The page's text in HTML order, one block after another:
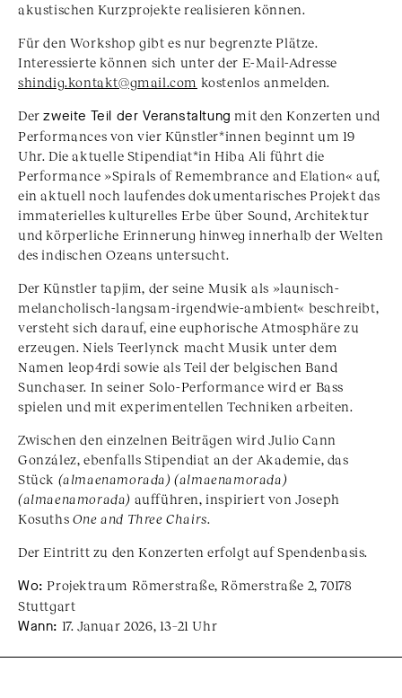
akustischen Kurzprojekte realisieren können.
Für den Workshop gibt es nur begrenzte Plätze.
Interessierte können sich unter der E-Mail-Adresse
shindig.kontakt@gmail.com kostenlos anmelden.
Derzweite Teil der Veranstaltung mit den Konzerten und
Performances von vier Künstler*innen beginnt um 19
Uhr. Die aktuelle Stipendiat*in Hiba Ali führt die
Performance »Spirals of Remembrance and Elation« auf,
ein aktuell noch laufendes dokumentarisches Projekt das
immaterielles kulturelles Erbe über Sound, Architektur
und körperliche Erinnerung hinweg innerhalb der Welten
des indischen Ozeans untersucht.
Der Künstler tapjim, der seine Musik als »launisch-
melancholisch-langsam-irgendwie-ambient« beschreibt,
versteht sich darauf, eine euphorische Atmosphäre zu
erzeugen. Niels Teerlynck macht Musik unter dem
Namen leop4rdi sowie als Teil der belgischen Band
Sunchaser. In seiner Solo-Performance wird er Bass
spielen und mit experimentellen Techniken arbeiten.
Zwischen den einzelnen Beiträgen wird Julio Cann
González, ebenfalls Stipendiat an der Akademie, das
Stück (almaenamorada) (almaenamorada)
(almaenamorada) aufführen, inspiriert von Joseph
Kosuths One and Three Chairs.
Der Eintritt zu den Konzerten erfolgt auf Spendenbasis.
Wo: Projektraum Römerstraße, Römerstraße 2, 70178
Stuttgart
Wann: 17. Januar 2026, 13–21 Uhr